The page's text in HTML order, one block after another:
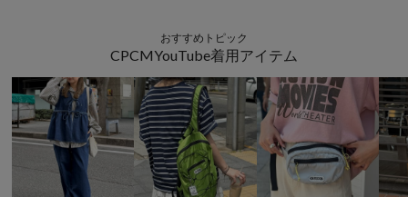
おすすめトピック
CPCMYouTube着用アイテム